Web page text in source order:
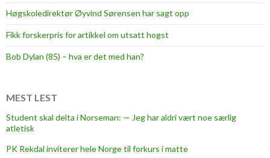
o
a
r
d
E
N
o
Høgskoledirektør Øyvind Sørensen har sagt opp
Fikk forskerpris for artikkel om utsatt hogst
Bob Dylan (85) – hva er det med han?
MEST LEST
Student skal delta i Norseman: — Jeg har aldri vært noe særlig
atletisk
PK Rekdal inviterer hele Norge til forkurs i matte